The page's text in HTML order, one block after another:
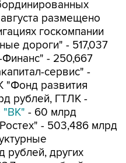
госкомпании
дороги" - 517,037
- 250,667
сервис" -
"Фонд развития
рублей, ГТЛК -
"ВК"- 60 млрд
- 503,486 млрд
рублей, других
млрд рублей,